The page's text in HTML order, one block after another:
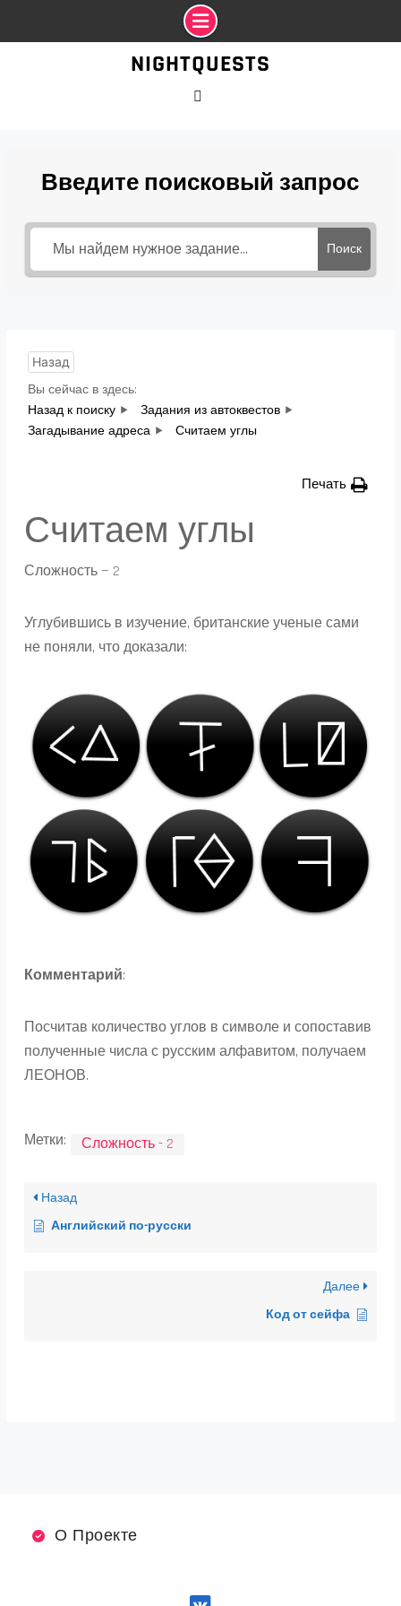
NIGHTQUESTS
Введите поисковый запрос
Поиск
Назад
Вы сейчас в здесь:
Назад к поиску
Задания из автоквестов
Загадывание адреса
Считаем углы
Печать
Считаем углы
Сложность — 2
Углубившись в изучение, британские ученые сами
не поняли, что доказали:
Комментарий:
Посчитав количество углов в символе и сопоставив
полученные числа с русским алфавитом, получаем
ЛЕОНОВ.
Метки: Сложность - 2
Назад
Английский по-русски
Далее
Код от сейфа
О Проекте